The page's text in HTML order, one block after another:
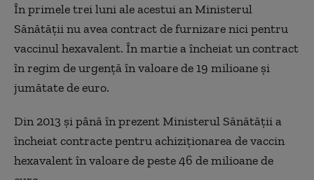
În primele trei luni ale acestui an Ministerul
Sănătăţii nu avea contract de furnizare nici pentru
vaccinul hexavalent. În martie a încheiat un contract
în regim de urgenţă în valoare de 19 milioane şi
jumătate de euro.
Din 2013 şi până în prezent Ministerul Sănătăţii a
încheiat contracte pentru achiziţionarea de vaccin
hexavalent în valoare de peste 46 de milioane de